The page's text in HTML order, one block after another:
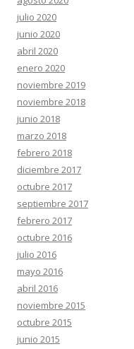
julio 2020
junio 2020
abril 2020
enero 2020
noviembre 2019
noviembre 2018
junio 2018
marzo 2018
febrero 2018
diciembre 2017
octubre 2017
septiembre 2017
febrero 2017
octubre 2016
julio 2016
mayo 2016
abril 2016
noviembre 2015
octubre 2015
junio 2015